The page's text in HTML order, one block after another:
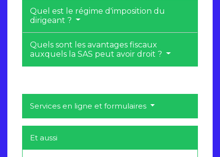
Quel est le régime d'imposition du
dirigeant ?
Quels sont les avantages fiscaux
auxquels la SAS peut avoir droit ?
Services en ligne et formulaires
Et aussi